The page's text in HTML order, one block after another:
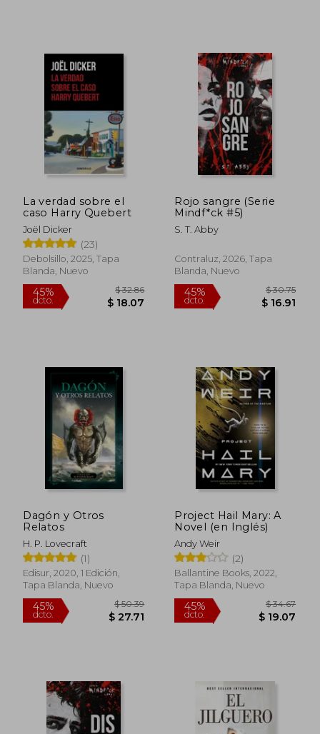
45%
dcto.
La verdad sobre el
caso Harry Quebert
Joël Dicker
(23)
Debolsillo, 2025, Tapa
Blanda, Nuevo
45%
Rojo sangre (Serie
Mindf*ck #5)
S. T. Abby
Contraluz, 2026, Tapa
Blanda, Nuevo
45%
dcto.
Dagón y Otros
Relatos
H. P. Lovecraft
(1)
Edisur, 2020, 1 Edición,
Tapa Blanda, Nuevo
Project Hail Mary: A
Novel (en Inglés)
Andy Weir
(2)
Ballantine Books, 2022,
Tapa Blanda, Nuevo